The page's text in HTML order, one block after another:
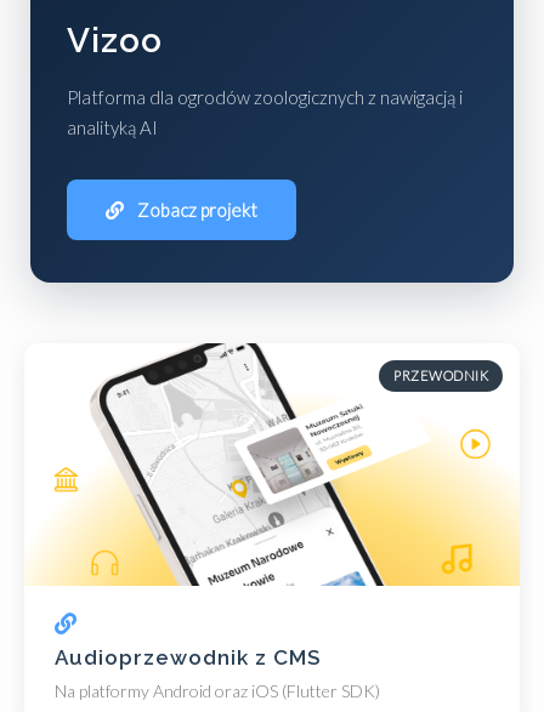
Vizoo
Platforma dla ogrodów zoologicznych z nawigacją i
analityką AI
Zobacz projekt
PRZEWODNIK
Audioprzewodnik z CMS
Na platformy Android oraz iOS (Flutter SDK)